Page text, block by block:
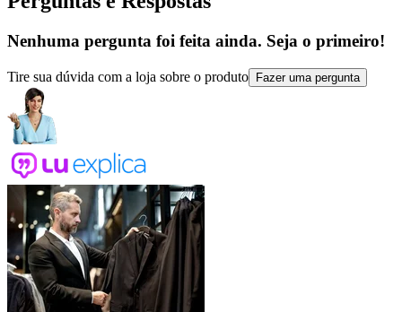
Nenhuma pergunta foi feita ainda. Seja o primeiro!
Tire sua dúvida com a loja sobre o produto Fazer uma pergunta